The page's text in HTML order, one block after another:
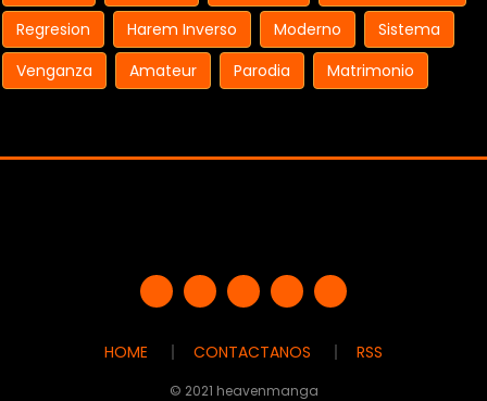
Regresion
Harem Inverso Moderno
Sistema
Venganza
Amateur Parodia Matrimonio
HOME CONTACTANOS RSS
© 2021 heavenmanga